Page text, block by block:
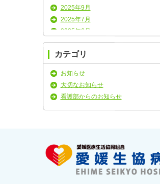
2025年9月
2025年7月
2025年6月
2025年5月
2025年4月
2025年3月
2025年2月
2025年1月
2024年11月
2024年10月
2024年7月
2024年6月
2024年5月
カテゴリ
お知らせ
大切なお知らせ
看護部からのお知らせ